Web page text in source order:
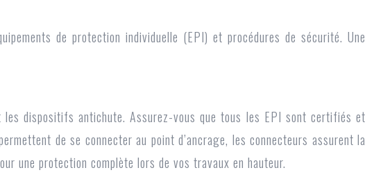
de protection individuelle (EPI) et procédures de sécurité. Une
dispositifs antichute. Assurez-vous que tous les EPI sont certifiés et
de se connecter au point d’ancrage, les connecteurs assurent la
une protection complète lors de vos travaux en hauteur.